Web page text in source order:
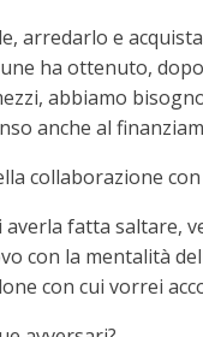
arredarlo e
ha ottenuto,
abbiamo
anche al
collaborazione
averla fatta saltare,
con la mentalità
con cui vorrei